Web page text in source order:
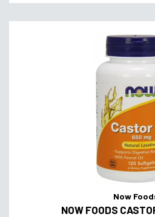
Now
NOW FOODS